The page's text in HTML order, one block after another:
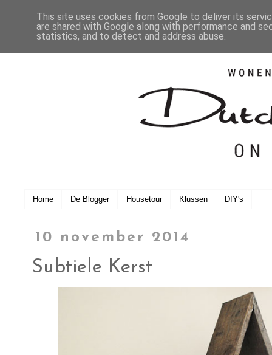
Home De Blogger Housetour Klussen DIY's
10 november 2014
Subtiele Kerst
This site uses cookies from Google to deliver its
are shared with Google along with performance and
statistics, and to detect and address abuse.